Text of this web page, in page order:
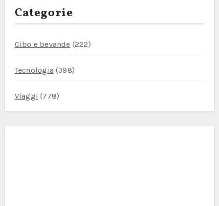
Categorie
Cibo e bevande (222)
Tecnologia (398)
Viaggi (778)